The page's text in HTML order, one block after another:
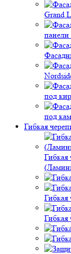
Grand
панели
под
под
Гибкая
Гибкая